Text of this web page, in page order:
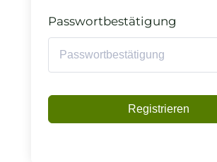
Passwortbestätigung
Registrieren